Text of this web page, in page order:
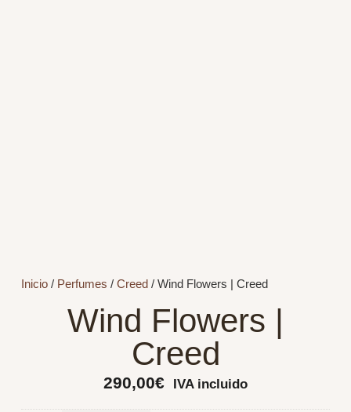
Inicio/ Perfumes / Creed/ Wind Flowers | Creed
Wind Flowers |
Creed
290,00€ IVA incluido